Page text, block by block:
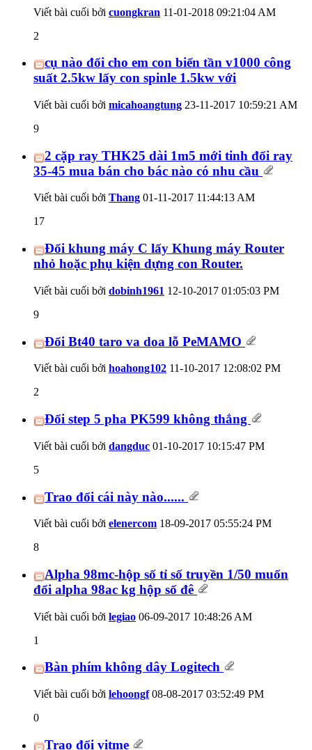
Viết bài cuối bởi cuongkran 11-01-2018 09:21:04 AM
2
cụ nào đổi cho em con biển tần v1000 công
suất 2.5kw lấy con spinle 1.5kw với
Viết bài cuối bởi micahoangtung 23-11-2017 10:59:21 AM
9
2 cặp ray THK25 dài 1m5 mới tinh đổi ray
35-45 mua bán cho bác nào có nhu cầu
Viết bài cuối bởi Thang 01-11-2017 11:44:13 AM
17
Đổi khung máy C lấy Khung máy Router
nhỏ hoặc phụ kiện dựng con Router.
Viết bài cuối bởi dobinh1961 12-10-2017 01:05:03 PM
9
Đổi Bt40 taro va doa lỗ PeMAMO
Viết bài cuối bởi hoahong102 11-10-2017 12:08:02 PM
2
Đổi step 5 pha PK599 không thắng
Viết bài cuối bởi dangduc 01-10-2017 10:15:47 PM
5
Trao đổi cái này nào......
Viết bài cuối bởi elenercom 18-09-2017 05:55:24 PM
8
Alpha 98mc-hộp số tỉ số truyền 1/50 muốn
đổi alpha 98ac kg hộp số đê
Viết bài cuối bởi legiao 06-09-2017 10:48:26 AM
1
Bàn phím không dây Logitech
Viết bài cuối bởi lehoongf08-08-2017 03:52:49 PM
0
Trao đổi vitme